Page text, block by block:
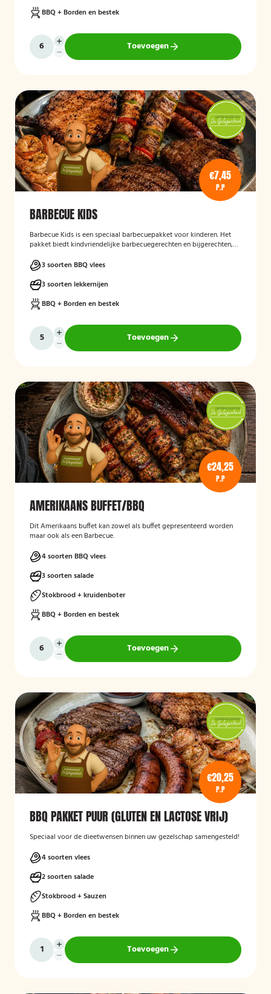
BBQ + Borden en bestek
Toevoegen
€7,45
P.P
BARBECUE KIDS
Barbecue Kids is een speciaal barbecuepakket voor kinderen. Het
pakket biedt kindvriendelijke barbecuegerechten en bijgerechten,
BBQ-ervaring tijdens een feest, familiedag of andere gelegenheid.
3 soorten BBQ vlees
3 soorten lekkernijen
BBQ + Borden en bestek
Toevoegen
€24,25
P.P
AMERIKAANS BUFFET/BBQ
Dit Amerikaans buffet kan zowel als buffet gepresenteerd worden
maar ook als een Barbecue.
4 soorten BBQ vlees
3 soorten salade
Stokbrood + kruidenboter
BBQ + Borden en bestek
Toevoegen
€20,25
P.P
BBQ PAKKET PUUR (GLUTEN EN LACTOSE VRIJ)
Speciaal voor de dieetwensen binnen uw gezelschap samengesteld!
4 soorten vlees
2 soorten salade
Stokbrood + Sauzen
BBQ + Borden en bestek
Toevoegen